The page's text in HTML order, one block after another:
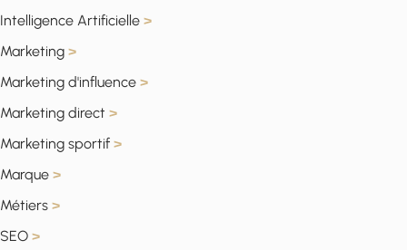
Intelligence Artificielle >
Marketing >
Marketing d'influence >
Marketing direct >
Marketing sportif >
Marque >
Métiers >
SEO >